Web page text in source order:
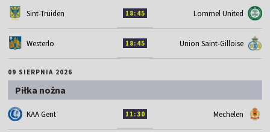
Sint-Truiden 18:45 Lommel United
Westerlo 18:45 Union Saint-Gilloise
09 SIERPNIA 2026
Piłka nożna
KAA Gent 11:30 Mechelen